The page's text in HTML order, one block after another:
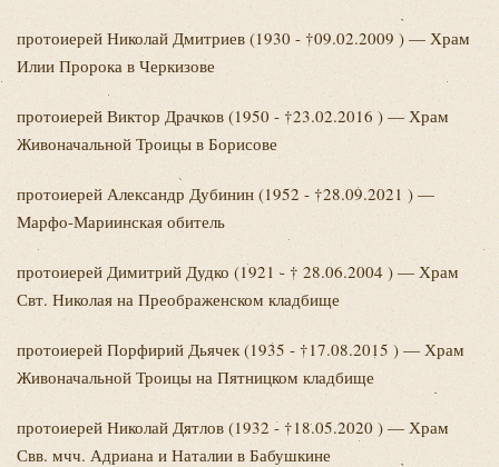
протоиерей Николай Дмитриев (1930 - †09.02.2009 ) — Храм
Илии Пророка в Черкизове
протоиерей Виктор Драчков (1950 - †23.02.2016 ) — Храм
Живоначальной Троицы в Борисове
протоиерей Александр Дубинин (1952 - †28.09.2021 ) —
Марфо-Мариинская обитель
протоиерей Димитрий Дудко (1921 - † 28.06.2004 ) — Храм
Свт. Николая на Преображенском кладбище
протоиерей Порфирий Дьячек (1935 - †17.08.2015 ) — Храм
Живоначальной Троицы на Пятницком кладбище
протоиерей Николай Дятлов (1932 - †18.05.2020 ) — Храм
Свв. мчч. Адриана и Наталии в Бабушкине